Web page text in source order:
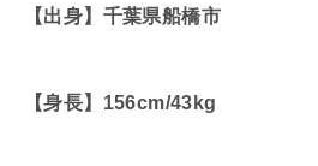
【出身】千葉県船橋市
【身長】156cm/43kg